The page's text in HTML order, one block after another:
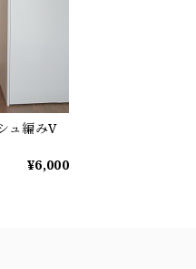
ュ編みV
¥6,000